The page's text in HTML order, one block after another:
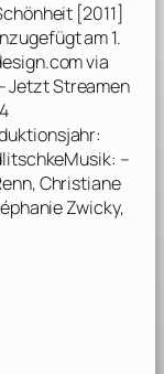
[2011]
am 1.
via
Jetzt Streamen
–
Christiane
Zwicky,